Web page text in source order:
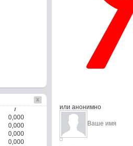
или анонимно
/
0,000
0,000
0,000
0,000